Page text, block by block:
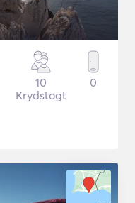
10
Krydstogt
0